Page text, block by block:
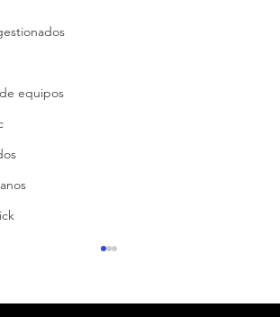
equipos